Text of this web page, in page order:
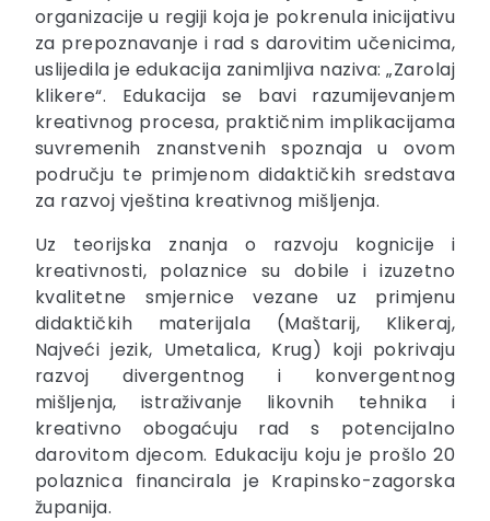
organizacije u regiji koja je pokrenula inicijativu
za prepoznavanje i rad s darovitim učenicima,
uslijedila je edukacija zanimljiva naziva: „Zarolaj
klikere“. Edukacija se bavi razumijevanjem
kreativnog procesa, praktičnim implikacijama
suvremenih znanstvenih spoznaja u ovom
području te primjenom didaktičkih sredstava
za razvoj vještina kreativnog mišljenja.
Uz teorijska znanja o razvoju kognicije i
kreativnosti, polaznice su dobile i izuzetno
kvalitetne smjernice vezane uz primjenu
didaktičkih materijala (Maštarij, Klikeraj,
Najveći jezik, Umetalica, Krug) koji pokrivaju
razvoj divergentnog i konvergentnog
mišljenja, istraživanje likovnih tehnika i
kreativno obogaćuju rad s potencijalno
darovitom djecom. Edukaciju koju je prošlo 20
polaznica financirala je Krapinsko-zagorska
županija.